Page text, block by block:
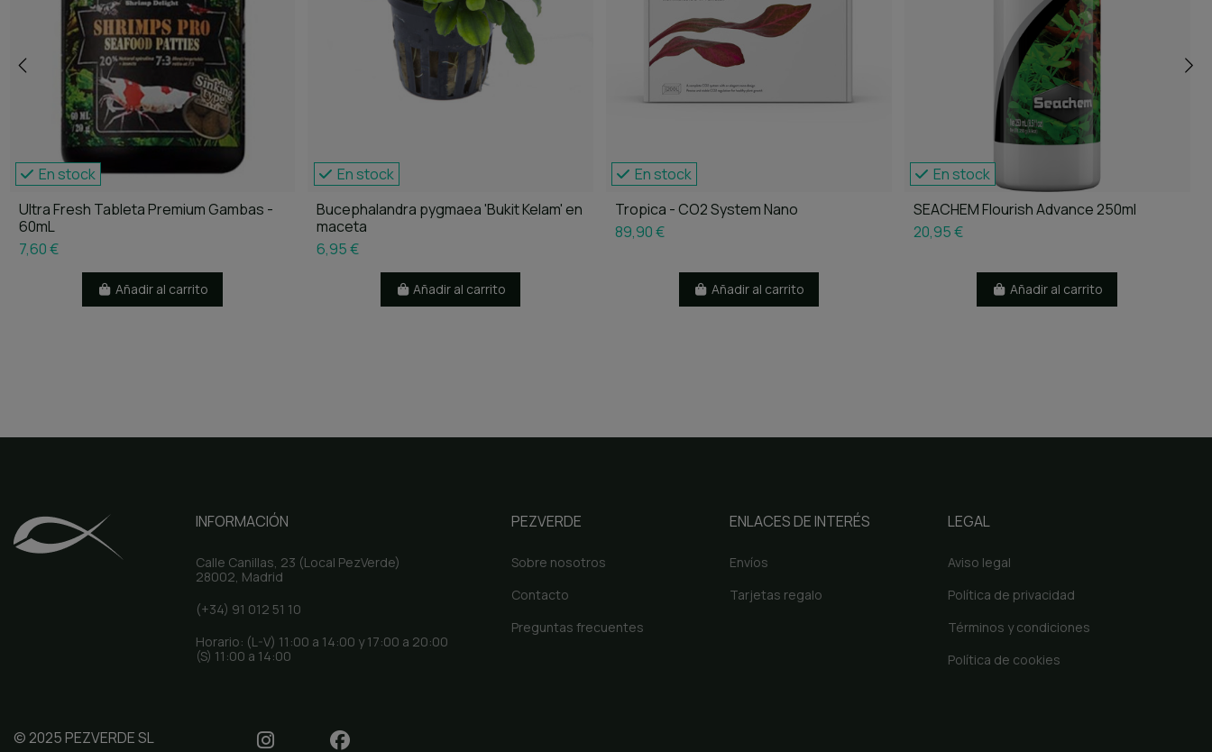
En stock
Ultra Fresh Tableta Premium Gambas -
60mL
7,60 €
Añadir al carrito
En stock
Bucephalandra pygmaea 'Bukit Kelam' en
maceta
6,95 €
Añadir al carrito
En stock
Tropica - CO2 System Nano
89,90 €
Añadir al carrito
En stock
SEACHEM Flourish Advance 250ml
20,95 €
Añadir al carrito
INFORMACIÓN
Calle Canillas, 23 (Local PezVerde)
28002, Madrid
(+34) 91 012 51 10
Horario: (L-V) 11:00 a 14:00 y 17:00 a 20:00
(S) 11:00 a 14:00
PEZVERDE
Sobre nosotros
Contacto
Preguntas frecuentes
ENLACES DE INTERÉS
Envíos
Tarjetas regalo
LEGAL
Aviso legal
Política de privacidad
Términos y condiciones
Política de cookies
© 2025 PEZVERDE SL